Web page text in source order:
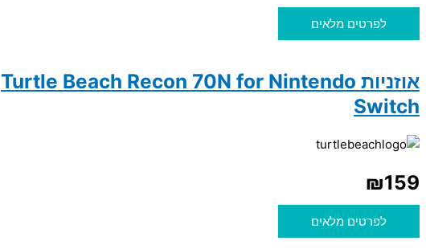
לפרטים מלאים
אוזניות Turtle Beach Recon 70N for Nintendo
Switch
₪159
לפרטים מלאים